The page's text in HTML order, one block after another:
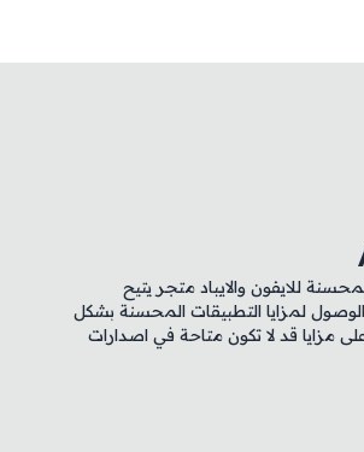
للايفون والايباد متجر يتيح
لمزايا التطبيقات المحسنة بشكل
مزايا قد لا تكون متاحة في اصدارات